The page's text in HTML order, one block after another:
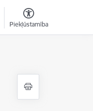
Piekļūstamība